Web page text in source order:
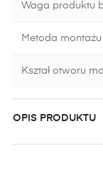
Waga produktu
Metoda montażu
Kształ otworu
OPIS PRODUKTU